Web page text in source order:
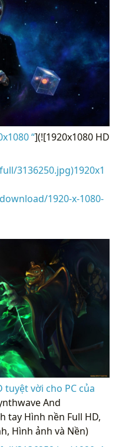
“](![1920x1080 HD
3136250.jpg)1920x1
1920-x-1080-
tuyệt vời cho PC của
And
tay Hình nền Full HD,
Hình ảnh và Nền)